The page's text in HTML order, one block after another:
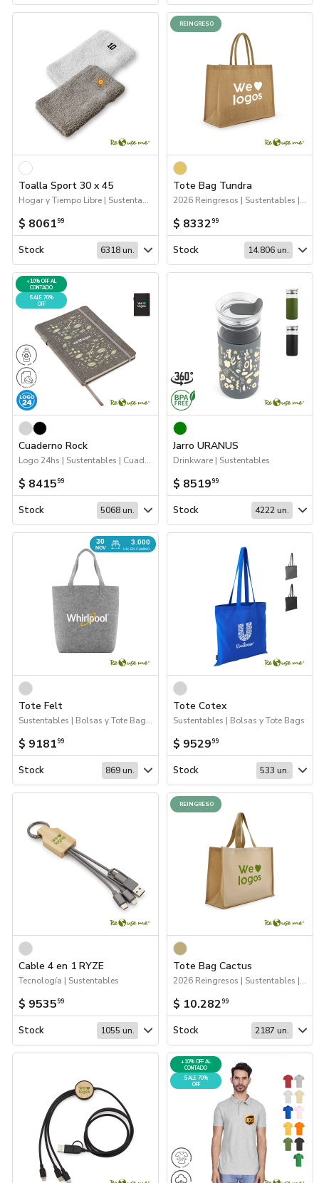
Toalla Sport 30 x 45
Hogar y Tiempo Libre | Sustentables
$ 806199
Stock 6318 un.
REINGRESO
Tote Bag Tundra
2026 Reingresos | Sustentables | Bolsas y Tote Bags
$ 833299
Stock 14.806 un.
+10% OFF AL
CONTADO
SALE 70%
OFF
Cuaderno Rock
Logo 24hs | Sustentables | Cuadernos
$ 841599
Stock 5068 un.
Jarro URANUS
Drinkware | Sustentables
$ 851999
Stock 4222 un.
30
NOV
3.000
UN. EN CAMINO
Tote Felt
Sustentables | Bolsas y Tote Bags | Próximos Arribos
$ 918199
Stock 869 un.
Tote Cotex
Sustentables | Bolsas y Tote Bags
$ 952999
Stock 533 un.
Cable 4 en 1 RYZE
Tecnología | Sustentables
$ 953599
Stock 1055 un.
REINGRESO
Tote Bag Cactus
2026 Reingresos | Sustentables | Bolsas y Tote Bags
$ 10.28299
Stock 2187 un.
+10% OFF AL
CONTADO
SALE 70%
OFF